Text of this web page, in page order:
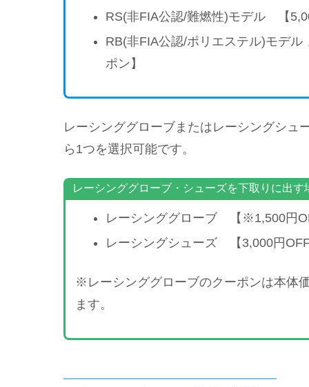
RS(非FIA公認/難燃性)モデル 【
RB(非FIA公認/ポリエステル)モデ
ポン】
レーシンググローブまたはレーシングシュ
ら1つを選択可能です。
レーシンググローブ・シューズを下取りに出す
レーシンググローブ 【※1,500円
レーシングシューズ 【3,000円
※レーシンググローブのクーポンは本体
ます。